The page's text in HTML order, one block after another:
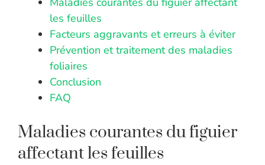
les feuilles
Facteurs aggravants et erreurs à éviter
Prévention et traitement des maladies
foliaires
Conclusion
FAQ
Maladies courantes du figuier
affectant les feuilles